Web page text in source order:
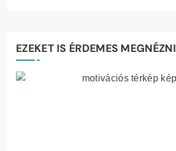
EZEKET IS ÉRDEMES MEGNÉZNI